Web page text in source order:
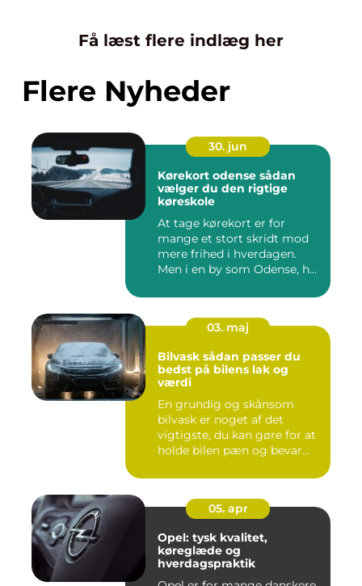
Få læst flere indlæg her
Flere Nyheder
30. jun
Kørekort odense sådan
vælger du den rigtige
køreskole
At tage kørekort er for
mange et stort skridt mod
mere frihed i hverdagen.
Men i en by som Odense, h...
03. maj
Bilvask sådan passer du
bedst på bilens lak og
værdi
En grundig og skånsom
bilvask er noget af det
vigtigste, du kan gøre for at
holde bilen pæn og bevar...
05. apr
Opel: tysk kvalitet,
køreglæde og
hverdagspraktik